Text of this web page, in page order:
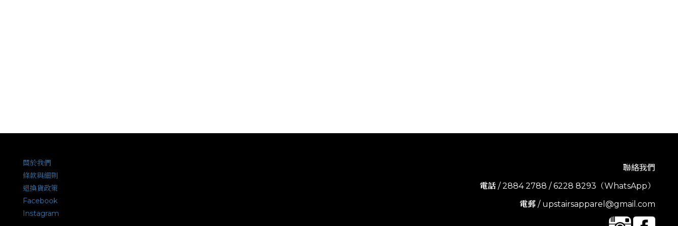
關於我們
條款與細則
退換貨政策
Facebook
Instagram
聯絡我們
電話 / 2884 2788 / 6228 8293（WhatsApp）
電郵 / upstairsapparel@gmail.com